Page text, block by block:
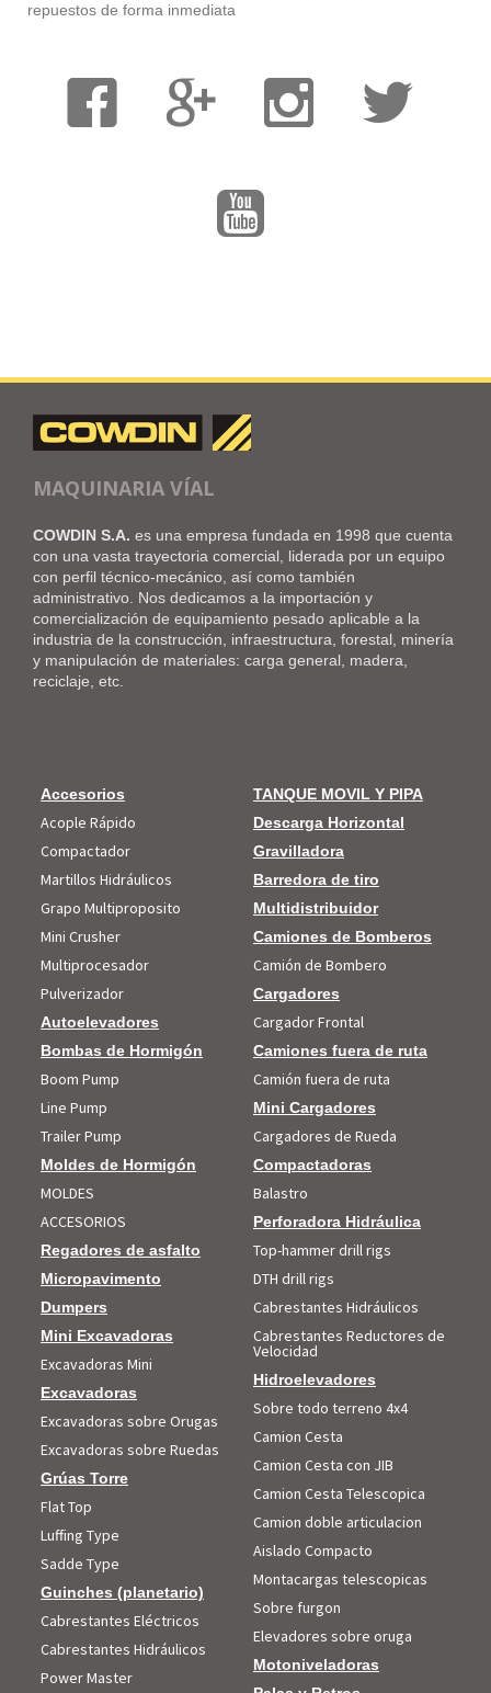
repuestos de forma inmediata
MAQUINARIA VÍAL
COWDIN S.A. es una empresa fundada en 1998 que cuenta
con una vasta trayectoria comercial, liderada por un equipo
con perfil técnico-mecánico, así como también
administrativo. Nos dedicamos a la importación y
comercialización de equipamiento pesado aplicable a la
industria de la construcción, infraestructura, forestal, minería
y manipulación de materiales: carga general, madera,
reciclaje, etc.
Accesorios
Acople Rápido
Compactador
Martillos Hidráulicos
Grapo Multiproposito
Mini Crusher
Multiprocesador
Pulverizador
Autoelevadores
Bombas de Hormigón
Boom Pump
Line Pump
Trailer Pump
Moldes de Hormigón
MOLDES
ACCESORIOS
Regadores de asfalto
Micropavimento
TANQUE MOVIL Y PIPA
Descarga Horizontal
Gravilladora
Barredora de tiro
Multidistribuidor
Camiones de Bomberos
Camión de Bombero
Cargadores
Cargador Frontal
Camiones fuera de ruta
Camión fuera de ruta
Mini Cargadores
Cargadores de Rueda
Compactadoras
Balastro
Perforadora Hidráulica
Top-hammer drill rigs
DTH drill rigs
Dumpers
Mini Excavadoras
Excavadoras Mini
Excavadoras
Excavadoras sobre Orugas
Excavadoras sobre Ruedas
Grúas Torre
Flat Top
Luffing Type
Sadde Type
Guinches (planetario)
Cabrestantes Eléctricos
Cabrestantes Hidráulicos
Power Master
Cabrestantes Hidráulicos
Cabrestantes Reductores de
Velocidad
Hidroelevadores
Sobre todo terreno 4x4
Camion Cesta
Camion Cesta con JIB
Camion Cesta Telescopica
Camion doble articulacion
Aislado Compacto
Montacargas telescopicas
Sobre furgon
Elevadores sobre oruga
Motoniveladoras